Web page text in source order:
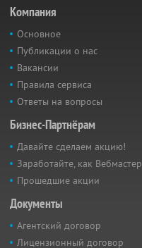
Компания
Основное
Публикации о нас
Вакансии
Правила сервиса
Ответы на вопросы
Бизнес-Партнёрам
Давайте сделаем акцию!
Заработайте, как Вебмастер
Прошедшие акции
Документы
Агентский договор
Лицензионный договор